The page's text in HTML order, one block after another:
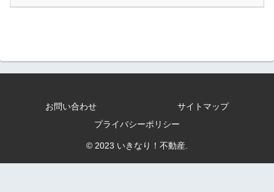
お問い合わせ
サイトマップ
プライバシーポリシー
© 2023 いきなり！不動産.